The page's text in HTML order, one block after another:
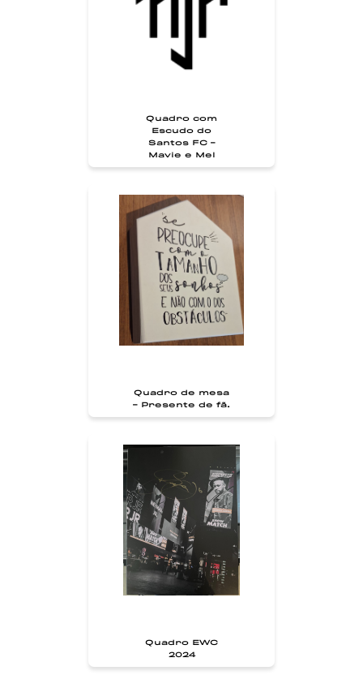
Quadro com
Escudo do
Santos FC -
Mavie e Mel
Quadro de mesa
- Presente de fã.
Quadro EWC
2024